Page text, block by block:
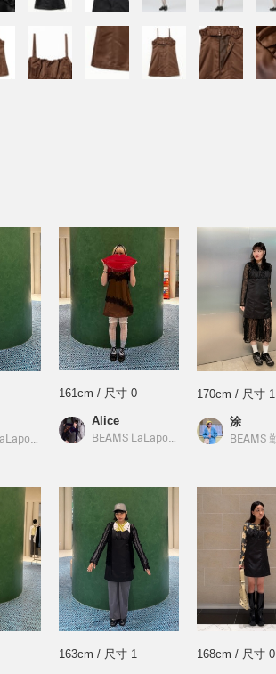
BEAMS LaLaport南港 ／Ray BEAMS
161cm / 尺寸 0
Alice
BEAMS LaLaport南港 ／Ray BEAMS
170cm / 尺寸 1
涂
163cm / 尺寸 1 168cm / 尺寸 0